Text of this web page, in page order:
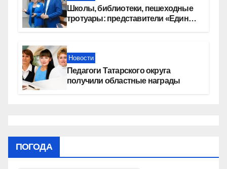
Школы, библиотеки, пешеходные
тротуары: представители «Единой
Новости
Педагоги Татарского округа
получили областные награды
ПОГОДА